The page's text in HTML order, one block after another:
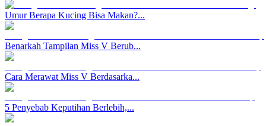
Umur Berapa Kucing Bisa Makan?...
Benarkah Tampilan Miss V Berub...
Cara Merawat Miss V Berdasarka...
5 Penyebab Keputihan Berlebih,...